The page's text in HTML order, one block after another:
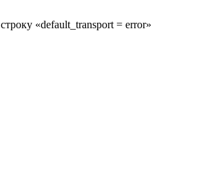
«default_transport = error»